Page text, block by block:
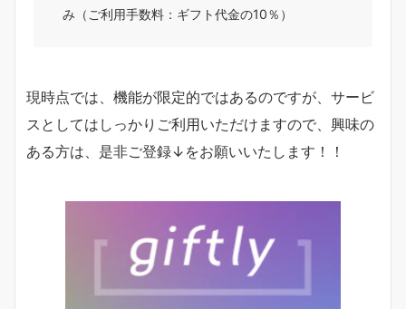
み（ご利用手数料：ギフト代金の10％）
現時点では、機能が限定的ではあるのですが、サービ
スとしてはしっかりご利用いただけますので、興味の
ある方は、是非ご登録↓をお願いいたします！！